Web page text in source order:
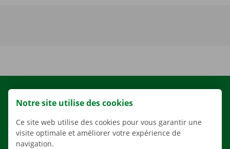
NOS SERVICES
Notre site utilise des cookies
Ce site web utilise des cookies pour vous garantir une
visite optimale et améliorer votre expérience de
navigation.